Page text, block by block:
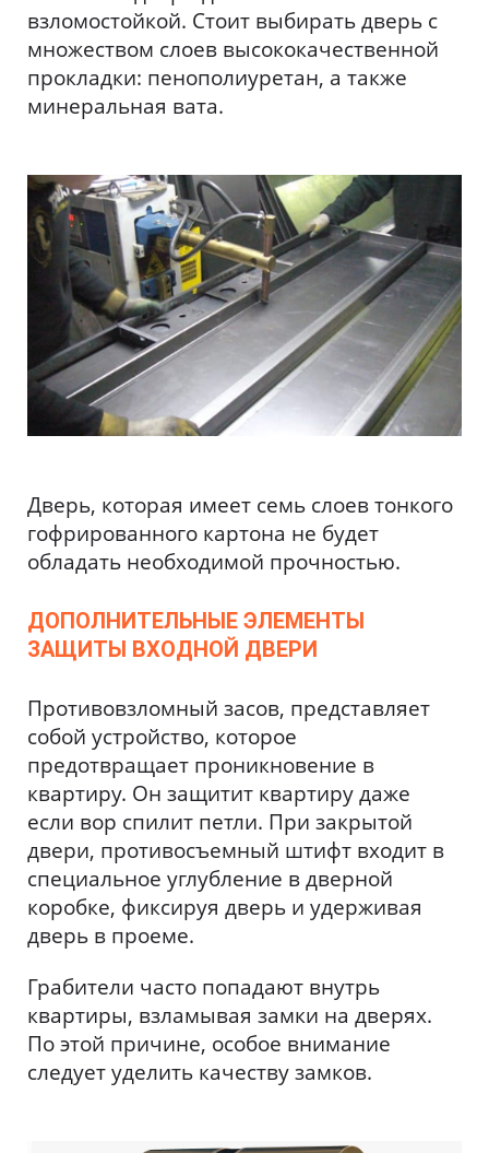
взломостойкой. Стоит выбирать дверь с
множеством слоев высококачественной
прокладки: пенополиуретан, а также
минеральная вата.
Дверь, которая имеет семь слоев тонкого
гофрированного картона не будет
обладать необходимой прочностью.
ДОПОЛНИТЕЛЬНЫЕ ЭЛЕМЕНТЫ
ЗАЩИТЫ ВХОДНОЙ ДВЕРИ
Противовзломный засов, представляет
собой устройство, которое
предотвращает проникновение в
квартиру. Он защитит квартиру даже
если вор спилит петли. При закрытой
двери, противосъемный штифт входит в
специальное углубление в дверной
коробке, фиксируя дверь и удерживая
дверь в проеме.
Грабители часто попадают внутрь
квартиры, взламывая замки на дверях.
По этой причине, особое внимание
следует уделить качеству замков.